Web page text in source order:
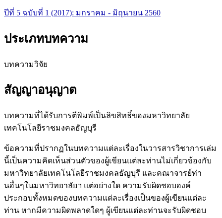
ปีที่ 5 ฉบับที่ 1 (2017): มกราคม - มิถุนายน 2560
ประเภทบทความ
บทความวิจัย
สัญญาอนุญาต
บทความที่ได้รับการตีพิมพ์เป็นลิขสิทธิ์ของมหาวิทยาลัย
เทคโนโลยีราชมงคลธัญบุรี
ข้อความที่ปรากฏในบทความแต่ละเรื่องในวารสารวิชาการเล่ม
นี้เป็นความคิดเห็นส่วนตัวของผู้เขียนแต่ละท่านไม่เกี่ยวข้องกับ
มหาวิทยาลัยเทคโนโลยีราชมงคลธัญบุรี และคณาจารย์ท่า
นอื่นๆในมหาวิทยาลัยฯ แต่อย่างใด ความรับผิดชอบองค์
ประกอบทั้งหมดของบทความแต่ละเรื่องเป็นของผู้เขียนแต่ละ
ท่าน หากมีความผิดพลาดใดๆ ผู้เขียนแต่ละท่านจะรับผิดชอบ